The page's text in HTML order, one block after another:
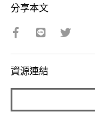
分享本文
資源連結